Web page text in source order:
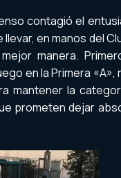
contagió el
en manos del
manera.
en la Primera
mantener la
prometen dejar